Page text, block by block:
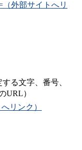
（外部サイトへリ
る文字、番号、
URL）
リンク）